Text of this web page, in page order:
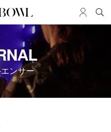
求人検索
新着求人
ブランド一覧
ンサー